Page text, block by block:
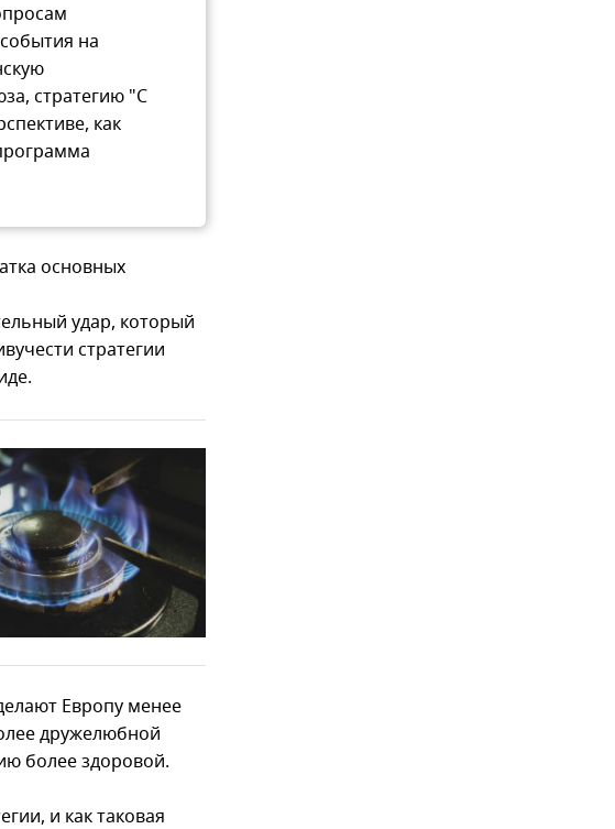
на
стратегию "С
как
основных
удар, который
стратегии
Европу менее
дружелюбной
более здоровой.
и как таковая